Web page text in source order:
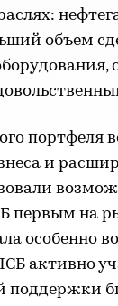
объем
портфеля
и
первым на
особенно
активно
поддержки